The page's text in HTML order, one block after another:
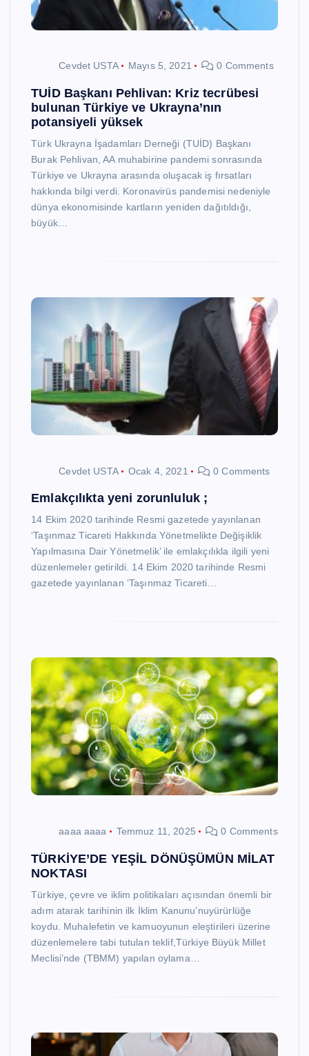
Cevdet USTA Mayıs 5, 2021 0 Comments
TUİD Başkanı Pehlivan: Kriz tecrübesi
bulunan Türkiye ve Ukrayna’nın
potansiyeli yüksek
Türk Ukrayna İşadamları Derneği (TUİD) Başkanı
Burak Pehlivan, AA muhabirine pandemi sonrasında
Türkiye ve Ukrayna arasında oluşacak iş fırsatları
hakkında bilgi verdi. Koronavirüs pandemisi nedeniyle
dünya ekonomisinde kartların yeniden dağıtıldığı,
büyük…
Cevdet USTA Ocak 4, 2021 0 Comments
Emlakçılıkta yeni zorunluluk ;
14 Ekim 2020 tarihinde Resmi gazetede yayınlanan
‘Taşınmaz Ticareti Hakkında Yönetmelikte Değişiklik
Yapılmasına Dair Yönetmelik’ ile emlakçılıkla ilgili yeni
düzenlemeler getirildi. 14 Ekim 2020 tarihinde Resmi
gazetede yayınlanan ‘Taşınmaz Ticareti…
aaaa aaaa Temmuz 11, 2025 0 Comments
TÜRKİYE’DE YEŞİL DÖNÜŞÜMÜN MİLAT
NOKTASI
Türkiye, çevre ve iklim politikaları açısından önemli bir
adım atarak tarihinin ilk İklim Kanunu’nuyürürlüğe
koydu. Muhalefetin ve kamuoyunun eleştirileri üzerine
düzenlemelere tabi tutulan teklif,Türkiye Büyük Millet
Meclisi’nde (TBMM) yapılan oylama…